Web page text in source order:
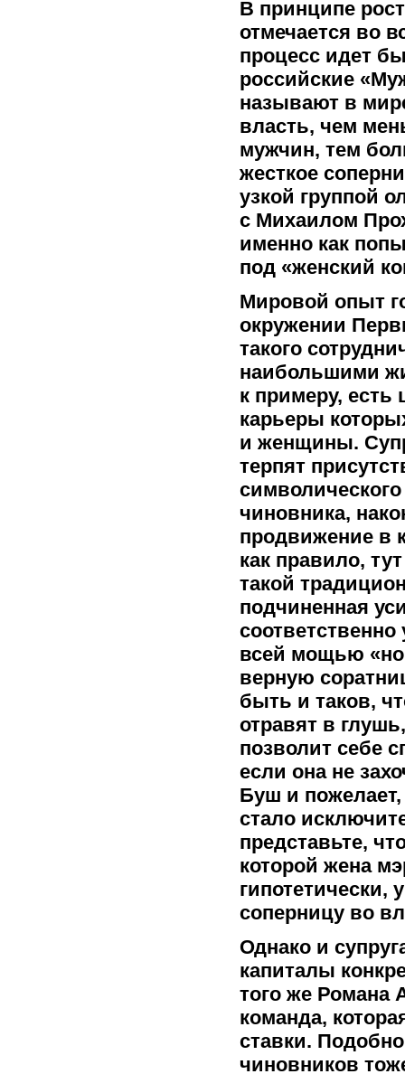
В принципе
отмечается во
процесс идет
российские
называют в
власть, чем
мужчин, тем
жесткое
узкой группой
с Михаилом
именно как
под «женский
Мировой опыт
окружении
такого
наибольшими
к примеру,
карьеры
и женщины.
терпят
чиновника,
продвижение в
как правило,
такой
подчиненная
всей мощью
верную
быть и таков,
отравят в
позволит себе
если она не
Буш и
стало
представьте,
которой жена
гипотетически,
соперницу во
Однако и
капиталы
того же Романа
команда,
ставки.
чиновников